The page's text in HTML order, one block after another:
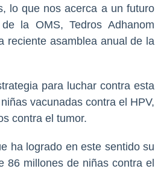
lo que nos acerca a un futuro
la OMS, Tedros Adhanom
reciente asamblea anual de la
para luchar contra esta
vacunadas contra el HPV,
contra el tumor.
ha logrado en este sentido su
86 millones de niñas contra el